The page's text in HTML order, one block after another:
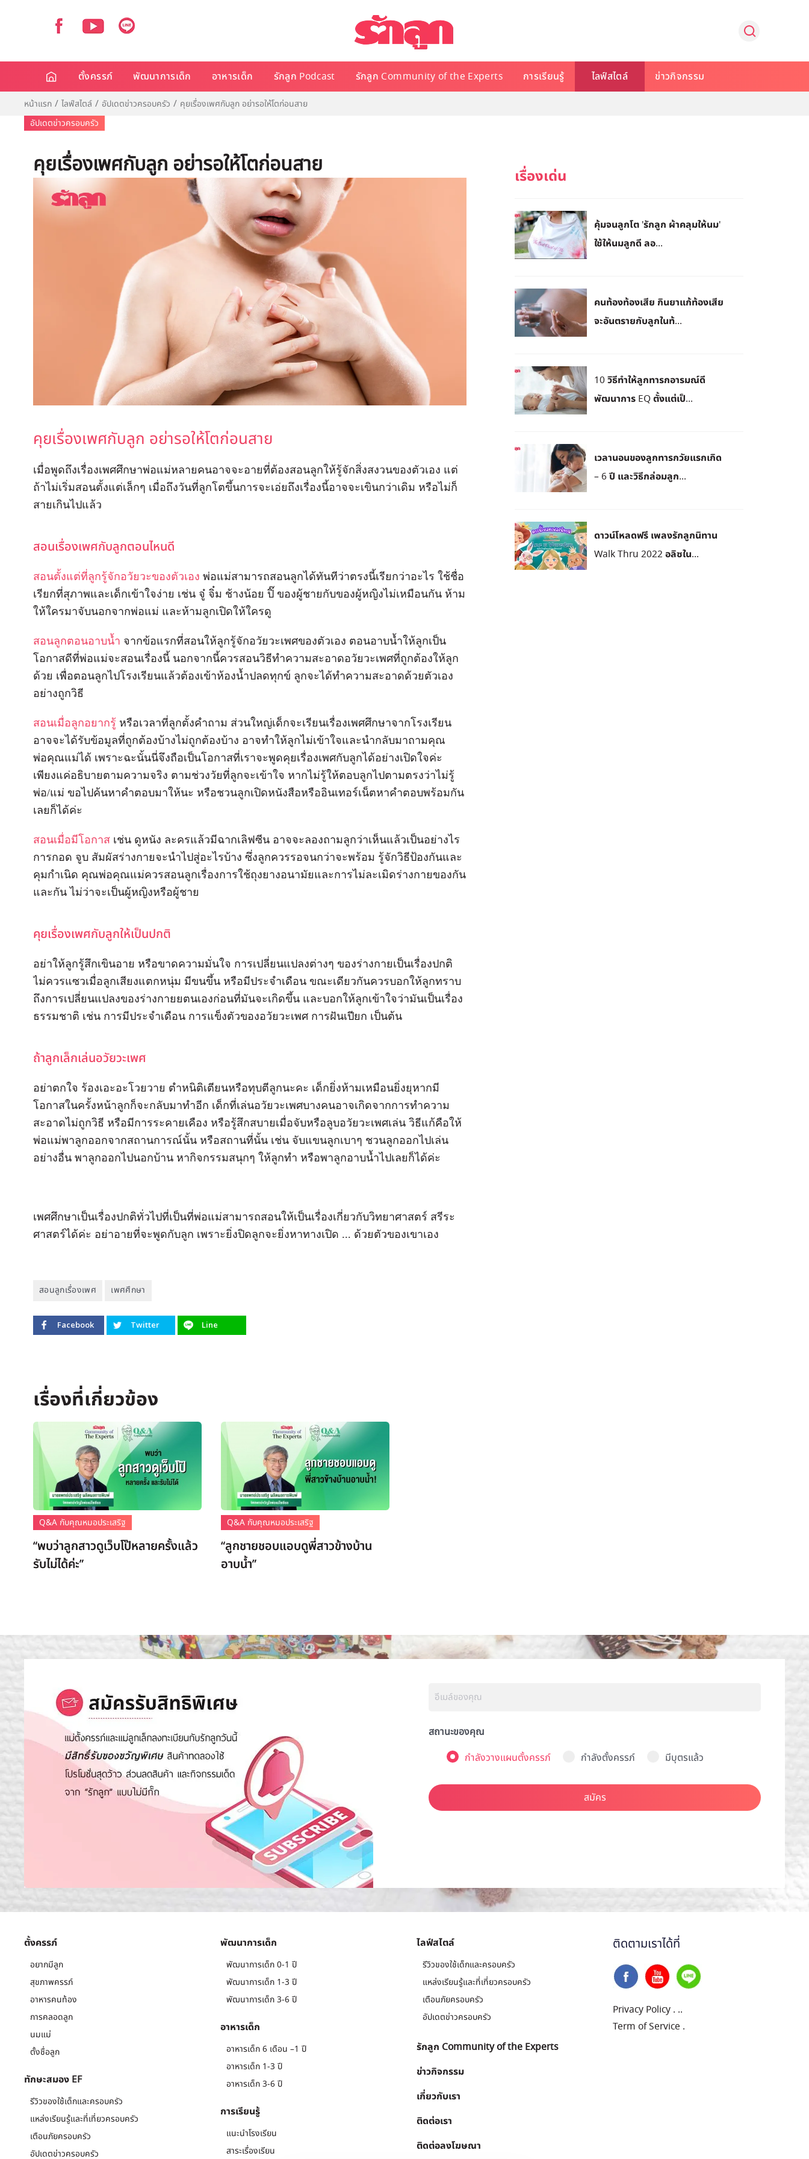
ตั้งครรภ์ พัฒนาการเด็ก อาหารเด็ก รักลูก Podcast รักลูก Community of the Experts การเรียนรู้ ไลฟ์สไตล์ ข่าวกิจกรรม
หน้าแรก ไลฟ์สไตล์ อัปเดตข่าวครอบครัว
คุยเรื่องเพศกับลูก อย่ารอให้โตก่อนสาย
อัปเดตข่าวครอบครัว
คุยเรื่องเพศกับลูก อย่ารอให้โตก่อนสาย
คุยเรื่องเพศกับลูก อย่ารอให้โตก่อนสาย
เมื่อพูดถึงเรื่องเพศศึกษาพ่อแม่หลายคนอาจจะอายที่ต้องสอนลูกให้รู้จักสิ่งสงวนของตัวเอง แต่
ถ้าไม่เริ่มสอนตั้งแต่เล็กๆ เมื่อถึงวันที่ลูกโตขึ้นการจะเอ่ยถึงเรื่องนี้อาจจะเขินกว่าเดิม หรือไม่ก็
สายเกินไปแล้ว
สอนเรื่องเพศกับลูกตอนไหนดี
สอนตั้งแต่ที่ลูกรู้จักอวัยวะของตัวเอง พ่อแม่สามารถสอนลูกได้ทันทีว่าตรงนี้เรียกว่าอะไร ใช้ชื่อ
เรียกที่สุภาพและเด็กเข้าใจง่าย เช่น จู๋ จิ๋ม ช้างน้อย ปิ๊ ของผู้ชายกับของผู้หญิงไม่เหมือนกัน ห้าม
ให้ใครมาจับนอกจากพ่อแม่ และห้ามลูกเปิดให้ใครดู
สอนลูกตอนอาบน้ำ จากข้อแรกที่สอนให้ลูกรู้จักอวัยวะเพศของตัวเอง ตอนอาบน้ำให้ลูกเป็น
โอกาสดีที่พ่อแม่จะสอนเรื่องนี้ นอกจากนี้ควรสอนวิธีทำความสะอาดอวัยวะเพศที่ถูกต้องให้ลูก
ด้วย เพื่อตอนลูกไปโรงเรียนแล้วต้องเข้าห้องน้ำปลดทุกข์ ลูกจะได้ทำความสะอาดด้วยตัวเอง
อย่างถูกวิธี
สอนเมื่อลูกอยากรู้ หรือเวลาที่ลูกตั้งคำถาม ส่วนใหญ่เด็กจะเรียนเรื่องเพศศึกษาจากโรงเรียน
อาจจะได้รับข้อมูลที่ถูกต้องบ้างไม่ถูกต้องบ้าง อาจทำให้ลูกไม่เข้าใจและนำกลับมาถามคุณ
พ่อคุณแม่ได้ เพราะฉะนั้นนี่จึงถือเป็นโอกาสที่เราจะพูดคุยเรื่องเพศกับลูกได้อย่างเปิดใจค่ะ
เพียงแค่อธิบายตามความจริง ตามช่วงวัยที่ลูกจะเข้าใจ หากไม่รู้ให้ตอบลูกไปตามตรงว่าไม่รู้
พ่อ/แม่ ขอไปค้นหาคำตอบมาให้นะ หรือชวนลูกเปิดหนังสือหรืออินเทอร์เน็ตหาคำตอบพร้อมกัน
เลยก็ได้ค่ะ
สอนเมื่อมีโอกาส เช่น ดูหนัง ละครแล้วมีฉากเลิฟซีน อาจจะลองถามลูกว่าเห็นแล้วเป็นอย่างไร
การกอด จูบ สัมผัสร่างกายจะนำไปสู่อะไรบ้าง ซึ่งลูกควรรอจนกว่าจะพร้อม รู้จักวิธีป้องกันและ
คุมกำเนิด คุณพ่อคุณแม่ควรสอนลูกเรื่องการใช้ถุงยางอนามัยและการไม่ละเมิดร่างกายของกัน
และกัน ไม่ว่าจะเป็นผู้หญิงหรือผู้ชาย
คุยเรื่องเพศกับลูกให้เป็นปกติ
อย่าให้ลูกรู้สึกเขินอาย หรือขาดความมั่นใจ การเปลี่ยนแปลงต่างๆ ของร่างกายเป็นเรื่องปกติ
ไม่ควรแซวเมื่อลูกเสียงแตกหนุ่ม มีขนขึ้น หรือมีประจำเดือน ขณะเดียวกันควรบอกให้ลูกทราบ
ถึงการเปลี่ยนแปลงของร่างกายยตนเองก่อนที่มันจะเกิดขึ้น และบอกให้ลูกเข้าใจว่ามันเป็นเรื่อง
ธรรมชาติ เช่น การมีประจำเดือน การแข็งตัวของอวัยวะเพศ การฝันเปียก เป็นต้น
ถ้าลูกเล็กเล่นอวัยวะเพศ
อย่าตกใจ ร้องเอะอะโวยวาย ตำหนิติเตียนหรือทุบตีลูกนะคะ เด็กยิ่งห้ามเหมือนยิ่งยุหากมี
โอกาสในครั้งหน้าลูกก็จะกลับมาทำอีก เด็กที่เล่นอวัยวะเพศบางคนอาจเกิดจากการทำความ
สะอาดไม่ถูกวิธี หรือมีการระคายเคือง หรือรู้สึกสบายเมื่อจับหรือลูบอวัยวะเพศเล่น วิธีแก้คือให้
พ่อแม่พาลูกออกจากสถานการณ์นั้น หรือสถานที่นั้น เช่น จับแขนลูกเบาๆ ชวนลูกออกไปเล่น
อย่างอื่น พาลูกออกไปนอกบ้าน หากิจกรรมสนุกๆ ให้ลูกทำ หรือพาลูกอาบน้ำไปเลยก็ได้ค่ะ
เพศศึกษาเป็นเรื่องปกติทั่วไปที่เป็นที่พ่อแม่สามารถสอนให้เป็นเรื่องเกี่ยวกับวิทยาศาสตร์ สรีระ
ศาสตร์ได้ค่ะ อย่าอายที่จะพูดกับลูก เพราะยิ่งปิดลูกจะยิ่งหาทางเปิด ... ด้วยตัวของเขาเอง
สอนลูกเรื่องเพศ เพศศึกษา
Facebook Twitter Line
คุ้มจนลูกโต 'รักลูก ผ้าคลุมให้นม'
ใช้ให้นมลูกดี ลอ...
คนท้องท้องเสีย กินยาแก้ท้องเสีย
จะอันตรายกับลูกในท้...
10 วิธีทำให้ลูกทารกอารมณ์ดี
พัฒนาการ EQ ตั้งแต่เป็...
เวลานอนของลูกทารกวัยแรกเกิด
– 6 ปี และวิธีกล่อมลูก...
ดาวน์โหลดฟรี เพลงรักลูกนิทาน
Walk Thru 2022 อลิซใน...
Q&A กับคุณหมอประเสริฐ
“พบว่าลูกสาวดูเว็บโป๊หลายครั้งแล้ว
รับไม่ได้ค่ะ”
Q&A กับคุณหมอประเสริฐ
“ลูกชายชอบแอบดูพี่สาวข้างบ้าน
อาบน้ำ”
สถานะของคุณ
กำลังวางแผนตั้งครรภ์
กำลังตั้งครรภ์ มีบุตรแล้ว
สมัคร
ตั้งครรภ์
อยากมีลูก
สุขภาพครรภ์
อาหารคนท้อง
การคลอดลูก
นมแม่
ตั้งชื่อลูก
ทักษะสมอง EF
รีวิวของใช้เด็กและครอบครัว
แหล่งเรียนรู้และที่เที่ยวครอบครัว
เตือนภัยครอบครัว
อัปเดตข่าวครอบครัว
พัฒนาการเด็ก
พัฒนาการเด็ก 0-1 ปี
พัฒนาการเด็ก 1-3 ปี
พัฒนาการเด็ก 3-6 ปี
อาหารเด็ก
อาหารเด็ก 6 เดือน –1 ปี
อาหารเด็ก 1-3 ปี
อาหารเด็ก 3-6 ปี
การเรียนรู้
แนะนำโรงเรียน
สาระเรื่องเรียน
ไลฟ์สไตล์
รีวิวของใช้เด็กและครอบครัว
แหล่งเรียนรู้และที่เที่ยวครอบครัว
เตือนภัยครอบครัว
อัปเดตข่าวครอบครัว
รักลูก Community of the Experts
ข่าวกิจกรรม
เกี่ยวกับเรา
ติดต่อเรา
ติดต่อลงโฆษณา
ติดตามเราได้ที่
Privacy Policy . ..
Term of Service .